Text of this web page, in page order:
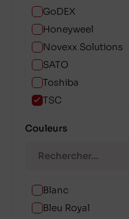
GoDEX
Honeyweel
Novexx Solutions
SATO
Toshiba
TSC
Couleurs
Blanc
Bleu Royal